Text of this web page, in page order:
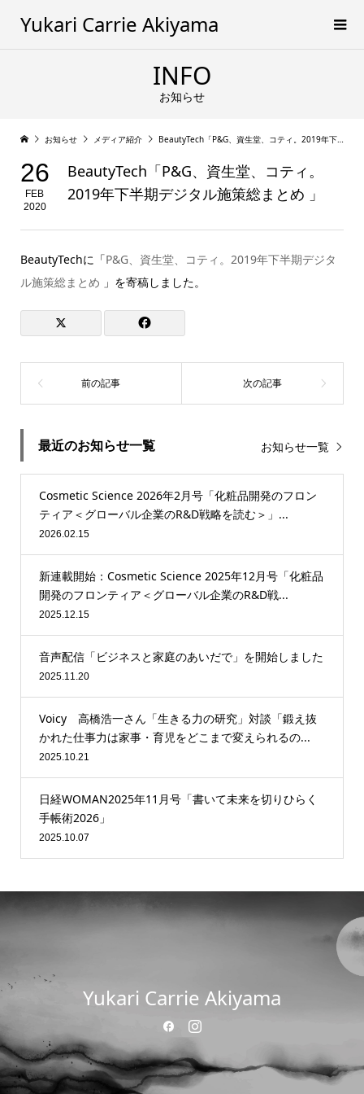
Yukari Carrie Akiyama
INFO
お知らせ
お知らせ メディア紹介 BeautyTech「P&G、資生堂、コティ。2019年下半期デジタル施策総まとめ 」
26
FEB
2020
BeautyTech「P&G、資生堂、コティ。
2019年下半期デジタル施策総まとめ 」
BeautyTechに「P&G、資生堂、コティ。2019年下半期デジタ
ル施策総まとめ 」を寄稿しました。
最近のお知らせ一覧 お知らせ一覧
Cosmetic Science 2026年2月号「化粧品開発のフロン
ティア＜グローバル企業のR&D戦略を読む＞」...
2026.02.15
新連載開始：Cosmetic Science 2025年12月号「化粧品
開発のフロンティア＜グローバル企業のR&D戦...
2025.12.15
音声配信「ビジネスと家庭のあいだで」を開始しました
2025.11.20
Voicy 高橋浩一さん「生きる力の研究」対談「鍛え抜
かれた仕事力は家事・育児をどこまで変えられるの...
2025.10.21
日経WOMAN2025年11月号「書いて未来を切りひらく
手帳術2026」
2025.10.07
Yukari Carrie Akiyama